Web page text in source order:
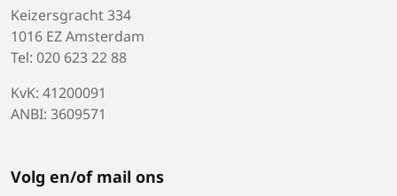
Keizersgracht 334
1016 EZ Amsterdam
Tel: 020 623 22 88
KvK: 41200091
ANBI: 3609571
Volg en/of mail ons